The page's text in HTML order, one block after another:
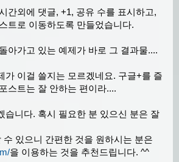
간외에 댓글, +1, 공유 수를 표시하고,
트로 이동하도록 만들었습니다.
아가고 있는 예제가 바로 그 결과물....
가 이걸 쓸지는 모르겠네요. 구글+를 즐
스트는 잘 안하는 편이라....
습니다. 혹시 필요한 분 있으신 분은 잘
수 있으니 간편한 것을 원하시는 분은
을 이용하는 것을 추천드립니다. ^^